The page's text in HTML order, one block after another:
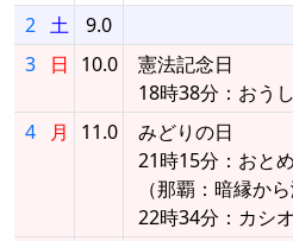
2 土
9.0
3
日 10.0
憲法記念日
18時38分：おう
4
月 11.0
みどりの日
21時15分：おと
（那覇：暗縁か
22時34分：カシ